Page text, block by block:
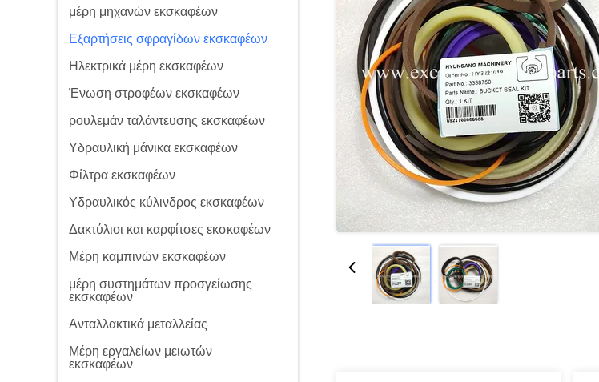
μέρη μηχανών εκσκαφέων
Εξαρτήσεις σφραγίδων εκσκαφέων
Ηλεκτρικά μέρη εκσκαφέων
Ένωση στροφέων εκσκαφέων
ρουλεμάν ταλάντευσης εκσκαφέων
Υδραυλική μάνικα εκσκαφέων
Φίλτρα εκσκαφέων
Υδραυλικός κύλινδρος εκσκαφέων
Δακτύλιοι και καρφίτσες εκσκαφέων
Μέρη καμπινών εκσκαφέων
μέρη συστημάτων προσγείωσης
εκσκαφέων
Ανταλλακτικά μεταλλείας
Μέρη εργαλείων μειωτών
εκσκαφέων